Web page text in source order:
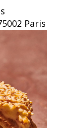
Paris